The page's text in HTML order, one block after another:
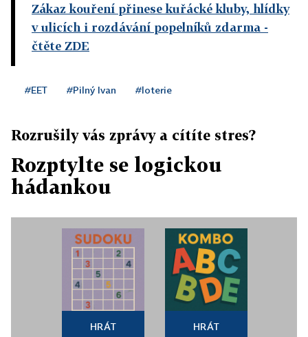
Zákaz kouření přinese kuřácké kluby, hlídky
v ulicích i rozdávání popelníků zdarma -
čtěte ZDE
#EET #Pilný Ivan #loterie
Rozrušily vás zprávy a cítíte stres?
Rozptylte se logickou
hádankou
HRÁT HRÁT